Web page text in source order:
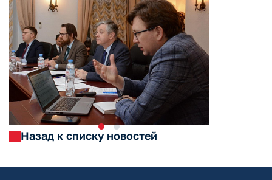
Назад к списку новостей